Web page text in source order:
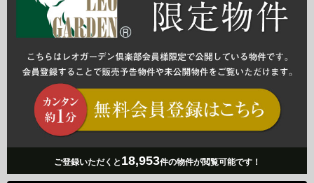
ご登録いただくと 18,953件の物件が閲覧可能です！